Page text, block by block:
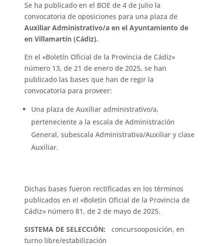
Se ha publicado en el BOE de 4 de julio la
convocatoria de oposiciones para una plaza de
Auxiliar Administrativo/a en el Ayuntamiento de
en Villamartín (Cádiz).
En el «Boletín Oficial de la Provincia de Cádiz»
número 13, de 21 de enero de 2025, se han
publicado las bases que han de regir la
convocatoria para proveer:
Una plaza de Auxiliar administrativo/a,
perteneciente a la escala de Administración
General, subescala Administrativa/Auxiliar y clase
Auxiliar.
Dichas bases fueron rectificadas en los términos
publicados en el «Boletín Oficial de la Provincia de
Cádiz» número 81, de 2 de mayo de 2025.
SISTEMA DE SELECCIÓN:
concursooposición, en
turno libre/estabilización